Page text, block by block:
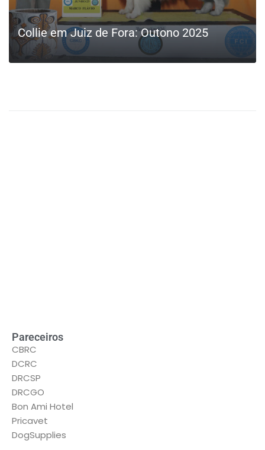
Collie em Juiz de Fora: Outono 2025
Pareceiros
CBRC
DCRC
DRCSP
DRCGO
Bon Ami Hotel
Pricavet
DogSupplies